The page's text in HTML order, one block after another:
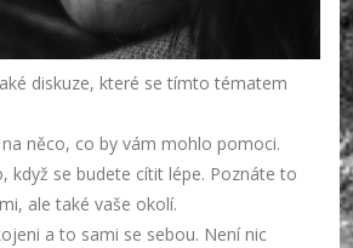
diskuze, které se tímto tématem
něco, co by vám mohlo pomoci.
když se budete cítit lépe. Poznáte to
ale také vaše okolí.
a to sami se sebou. Není nic